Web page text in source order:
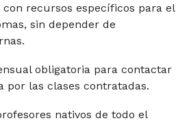
recursos específicos para el
sin depender de
obligatoria para contactar
por las clases contratadas.
nativos de todo el